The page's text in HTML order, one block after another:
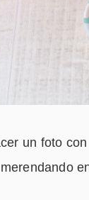
un foto